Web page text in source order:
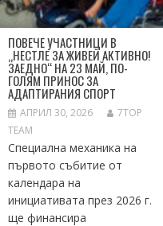
ПОВЕЧЕ УЧАСТНИЦИ В
„НЕСТЛЕ ЗА ЖИВЕЙ АКТИВНО!
ЗАЕДНО“ НА 23 МАЙ, ПО-
ГОЛЯМ ПРИНОС ЗА
АДАПТИРАНИЯ СПОРТ
АПРИЛ 30, 2026
7TOP
TEAM
Специална механика на
първото събитие от
календара на
инициативата през 2026 г.
ще финансира